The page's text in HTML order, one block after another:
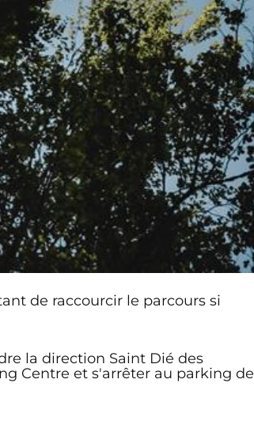
de raccourcir le parcours si
la direction Saint Dié des
Centre et s'arrêter au parking de